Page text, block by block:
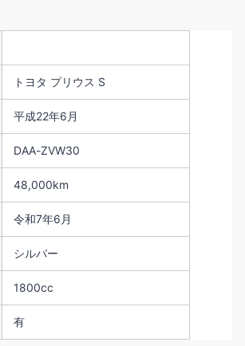
トヨタ プリウス S
平成22年6月
DAA-ZVW30
48,000km
令和7年6月
シルバー
1800cc
有